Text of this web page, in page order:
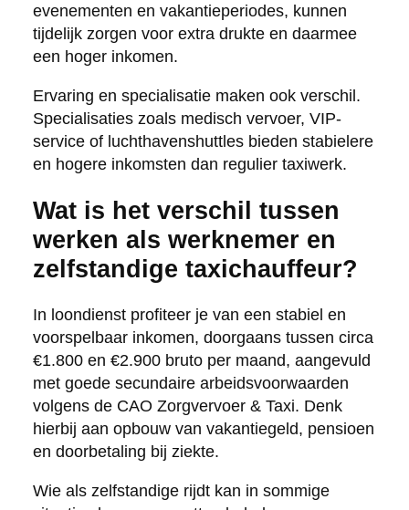
evenementen en vakantieperiodes, kunnen
tijdelijk zorgen voor extra drukte en daarmee
een hoger inkomen.
Ervaring en specialisatie maken ook verschil.
Specialisaties zoals medisch vervoer, VIP-
service of luchthavenshuttles bieden stabielere
en hogere inkomsten dan regulier taxiwerk.
Wat is het verschil tussen
werken als werknemer en
zelfstandige taxichauffeur?
In loondienst profiteer je van een stabiel en
voorspelbaar inkomen, doorgaans tussen circa
€1.800 en €2.900 bruto per maand, aangevuld
met goede secundaire arbeidsvoorwaarden
volgens de CAO Zorgvervoer & Taxi. Denk
hierbij aan opbouw van vakantiegeld, pensioen
en doorbetaling bij ziekte.
Wie als zelfstandige rijdt kan in sommige